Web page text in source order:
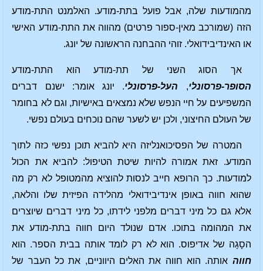
מהמודעות שלה, אבל פועל בתת-מודע. האלמנט התת-מודע
הזה (שמורכב מאין-ספור פרטים) מהווה את התת-מודע האישי
או האינדיבידואלי. זוהי ההבחנה הראשונה של יונג.
אך הסוג השני של תת-מודע הוא התת-מודע
הסופר-פרסונלי, העל-פרסונלי. יונג אומר: ישנם דברים
המשפיעים על חיי הנפש שלא נמצאים באישיות, וגם לא בחומר
של העולם החיצוני, ולכן יש לשער שהם נוכחים בעולם נפשי.
המטרה של הפסיכואנליזה היא להביא תוכן נפשי כזה לתוך
המודע. זאת אמורה להיות שיטת הטיפול: להביא את הכול
למודעות. כך הרופא חייב לנסות להוציא מהמטופל לא רק מה
שהוא חווה באופן אינדיבידואלי מהלידה הפיזית שלו והלאה,
אלא גם כל מיני דברים מלפני לידתו, כל מיני דברים שיוצרים
את המהומה בתוכו. אדם שנולד היום חווה בתת-מודע את
הסָגָה של אדיפוס. הוא לא רק לומד אותה בבית הספר. הוא
חווה אותה. הוא חווה את האלים היווניים, את כל העבר של